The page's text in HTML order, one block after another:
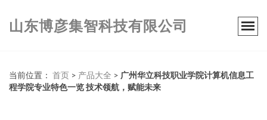
山东博彦集智科技有限公司
当前位置： 首页 > 产品大全 > 广州华立科技职业学院计算机信息工
程学院专业特色一览 技术领航，赋能未来